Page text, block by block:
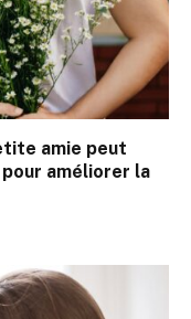
amie peut
améliorer la